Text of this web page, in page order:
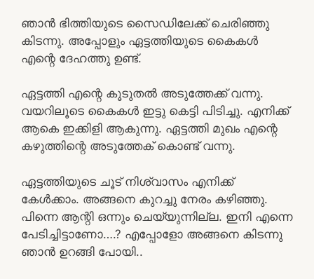
ഞാൻ ഭിത്തിയുടെ സൈഡിലേക്ക് ചെരിഞ്ഞു
കിടന്നു. അപ്പോളും ഏട്ടത്തിയുടെ കൈകൾ
എന്റെ ദേഹത്തു ഉണ്ട്.
ഏട്ടത്തി എന്റെ കൂടുതൽ അടുത്തേക്ക് വന്നു.
വയറിലൂടെ കൈകൾ ഇട്ടു കെട്ടി പിടിച്ചു. എനിക്ക്
ആകെ ഇക്കിളി ആകുന്നു. ഏട്ടത്തി മുഖം എന്റെ
കഴുത്തിന്റെ അടുത്തേക് കൊണ്ട് വന്നു.
ഏട്ടത്തിയുടെ ചൂട് നിശ്വാസം എനിക്ക്
കേൾക്കാം. അങ്ങനെ കുറച്ചു നേരം കഴിഞ്ഞു.
പിന്നെ ആന്റി ഒന്നും ചെയ്യുന്നില്ല. ഇനി എന്നെ
പേടിച്ചിട്ടാണോ….? എപ്പോളോ അങ്ങനെ കിടന്നു
ഞാൻ ഉറങ്ങി പോയി..